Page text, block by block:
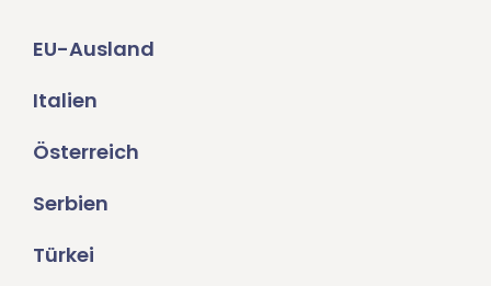
EU-Ausland
Italien
Österreich
Serbien
Türkei